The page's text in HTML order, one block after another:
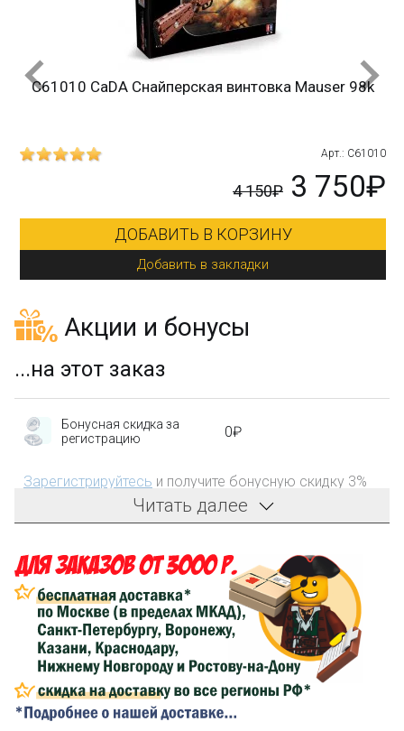
C61010 CaDA Снайперская винтовка Mauser 98k
Арт.: C61010
4 150₽ 3 750₽
ДОБАВИТЬ В КОРЗИНУ
Добавить в закладки
Акции и бонусы
...на этот заказ
Бонусная скидка за
регистрацию
0₽
Зарегистрируйтесь и получите бонусную скидку 3%
на первый заказ!
затрат на доставку
Сделайте заказ на сумму не менее 3 000₽, оплатите
его на карту Сбербанка и получите 150₽ на
компенсацию доставки.
...на следующий заказ
Читать далее